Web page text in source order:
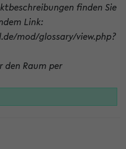
finden Sie
Link:
mod/glossary/view.php?
den Raum per